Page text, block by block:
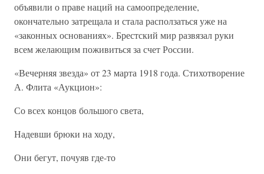
объявили о праве наций на самоопределение,
окончательно затрещала и стала расползаться уже на
«законных основаниях». Брестский мир развязал руки
всем желающим поживиться за счет России.
«Вечерняя звезда» от 23 марта 1918 года. Стихотворение
А. Флита «Аукцион»:
Со всех концов большого света,
Надевши брюки на ходу,
Они бегут, почуяв где-то